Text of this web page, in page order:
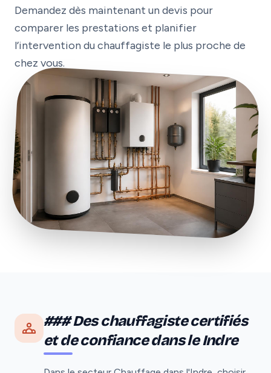
Demandez dès maintenant un devis pour
comparer les prestations et planifier
l’intervention du chauffagiste le plus proche de
chez vous.
### Des chauffagiste certifiés
et de confiance dans le Indre